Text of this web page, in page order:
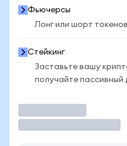
Фьючерсы
Лонг или шорт
Стейкинг
Заставьте вашу
получайте пассивный